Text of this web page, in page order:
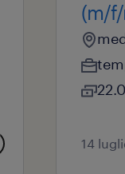
(m/
14